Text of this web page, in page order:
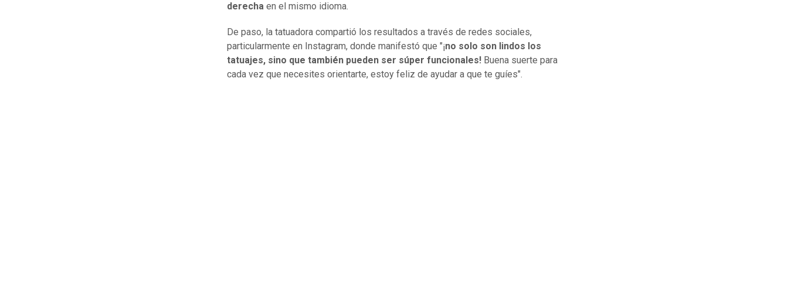
derecha en el mismo idioma.
De paso, la tatuadora compartió los resultados a través de redes sociales,
particularmente en Instagram, donde manifestó que "¡no solo son lindos los
tatuajes, sino que también pueden ser súper funcionales! Buena suerte para
cada vez que necesites orientarte, estoy feliz de ayudar a que te guíes".